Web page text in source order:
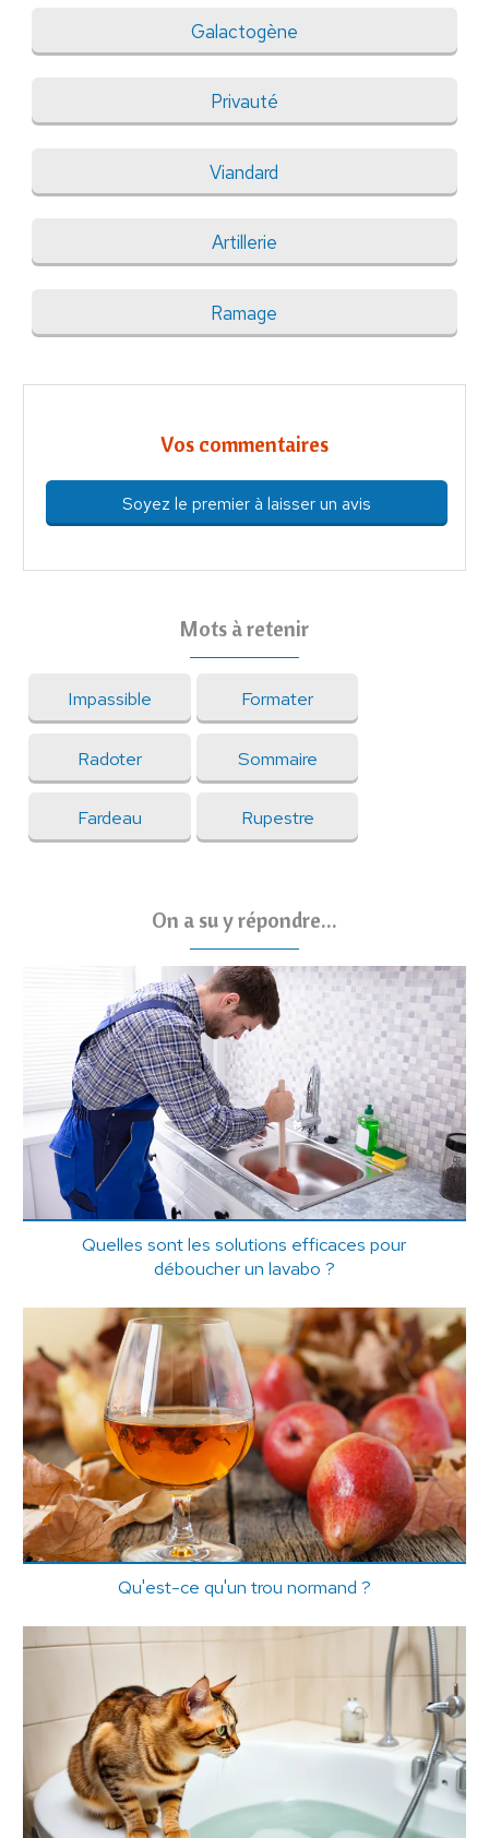
Galactogène
Privauté
Viandard
Artillerie
Ramage
Vos commentaires
Soyez le premier à laisser un avis
Mots à retenir
Impassible Formater
Radoter Sommaire
Fardeau Rupestre
On a su y répondre...
Quelles sont les solutions efficaces pour
déboucher un lavabo ?
Qu'est-ce qu'un trou normand ?